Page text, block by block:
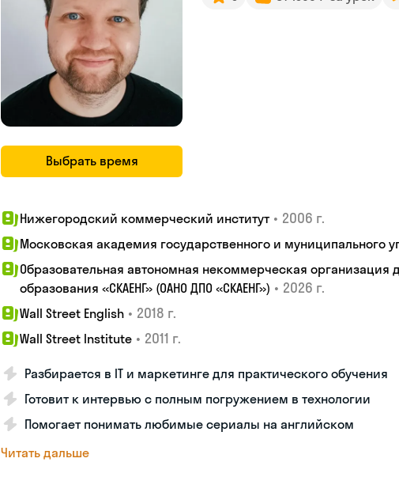
Выбрать время
Нижегородский коммерческий институт • 2006 г.
Московская академия государственного и муниципального
Образовательная автономная некоммерческая организация
образования «СКАЕНГ» (ОАНО ДПО «СКАЕНГ») • 2026 г.
Wall Street English • 2018 г.
Wall Street Institute • 2011 г.
Разбирается в IT и маркетинге для практического обучения
Готовит к интервью с полным погружением в технологии
Помогает понимать любимые сериалы на английском
Читать дальше